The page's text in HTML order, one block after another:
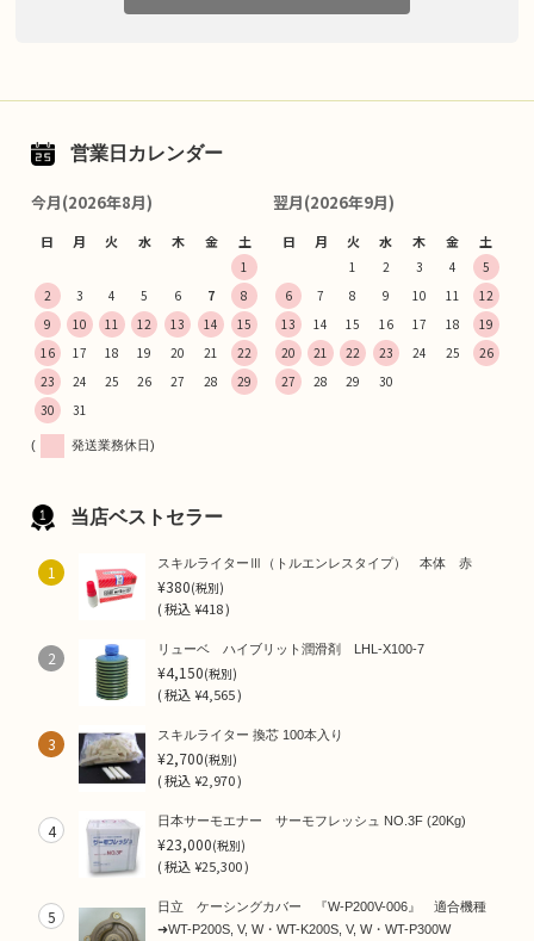
営業日カレンダー
今月(2026年8月)
日 月 火 水 木 金 土
1
2
3 4 5 6 7
8
9
10 11 12 13 14
15
16
17 18 19 20 21
22
23
24 25 26 27 28
29
30
31
翌月(2026年9月)
日 月 火 水 木 金 土
1 2 3 4
5
6
7 8 9 10 11
12
13
14 15 16 17 18
19
20
21 22 23 24 25
26
27
28 29 30
( 発送業務休日)
当店ベストセラー
1 スキルライターⅢ（トルエンレスタイプ） 本体 赤
¥380(税別)
(税込¥418 )
2 リューベ ハイブリット潤滑剤 LHL-X100-7
¥4,150(税別)
(税込¥4,565 )
3 スキルライター 換芯 100本入り
¥2,700(税別)
(税込¥2,970 )
4 日本サーモエナー サーモフレッシュ NO.3F (20Kg)
¥23,000(税別)
(税込¥25,300 )
5
日立 ケーシングカバー 『W-P200V-006』 適合機種
➜WT-P200S, V, W・WT-K200S, V, W・WT-P300W